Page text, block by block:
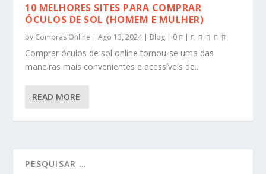
10 MELHORES SITES PARA COMPRAR
ÓCULOS DE SOL (HOMEM E MULHER)
by Compras Online |Ago 13, 2024| Blog | 0 |
Comprar óculos de sol online tornou-se uma das
maneiras mais convenientes e acessíveis de...
READ MORE